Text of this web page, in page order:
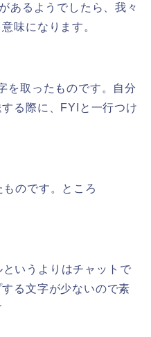
あるようでしたら、我々
味になります。
を取ったものです。自分
る際に、FYIと一行つけ
のです。ところ
いうよりはチャットで
る文字が少ないので素